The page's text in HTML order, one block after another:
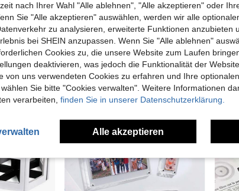
sparen
Event-Szenen, hängende dekorative Fotos, Gedenk-Spielaktivitätsfotos, Überraschungsgeschenk
20 Stück 2x3 Magnetische Fotorahmen für den Kühlschrankmagnet mit Mini Sofortbilder, Magnetrahmen für Fotos für den Kühlschrankmagnetisch,Kleiner Bilderhalter für 8,6cmx5,4cm Fotos
39 übrig
4,78€
nach Ihrer Wahl "Alle ablehnen", "Alle akzeptieren" oder
Sie "Alle akzeptieren" auswählen, werden wir alle
zu analysieren, erweiterte Funktionen anzubieten
bei SHEIN anzupassen. Wenn Sie "Alle ablehnen"
Cookies zu, die unsere Website zum Laufen
deaktivieren, was jedoch die Funktionalität der
von uns verwendeten Cookies zu erfahren und Ihre
Sie bitte "Cookies verwalten". Weitere Informationen
verarbeiten, finden Sie in unserer Datenschutzerklärung.
Alle akzeptieren